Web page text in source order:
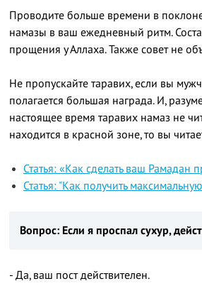
Проводите больше времени в
намазы в ваш ежедневный ритм.
прощения у Аллаха. Также совет не
Не пропускайте таравих, если вы
полагается большая награда. И,
настоящее время таравих намаз не
находится в красной зоне, то вы
Статья: «Как сделать ваш Рамадан
Статья: "Как получить
Вопрос: Если я проспал сухур,
- Да, ваш пост действителен.